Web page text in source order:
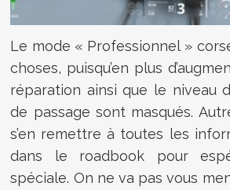
Le mode « Professionnel »
choses, puisqu’en plus
réparation ainsi que le niveau
de passage sont masqués.
s’en remettre à toutes les
dans le roadbook pour
spéciale. On ne va pas vous